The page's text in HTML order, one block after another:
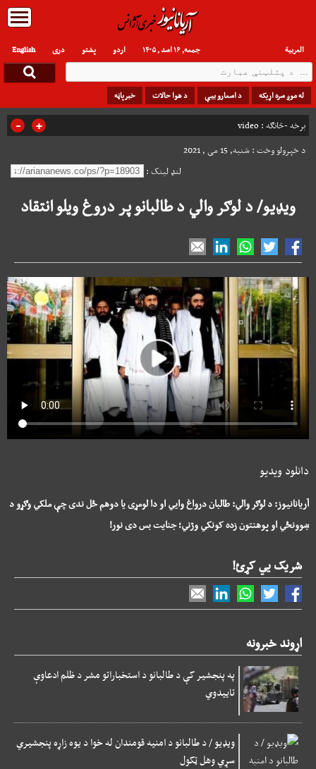
English دری پشتو العربیة اردو جمعه, ۱۶ اسد , ۱۴۰۵
له موږ سره اړیکه د اسعارو بیې د هوا حالات خبرپاڼه
برخه -څانګه : video
- +
د خپرولو وخت : شنبه, 15 می , 2021
لنډ لینک :
ویډیو/ د لوګر والي د طالبانو پر دروغ ویلو انتقاد
دانلود ویدیو
آریانانیوز: د لوګر والي: طالبان درواغ وايي او دا لومړی یا دوهم ځل ندی چې ملکي وګړو د
ښوونځي او پوهنتون زده کونکي وژني؛ جنایت بس دی نور!
شریک یي کړئ!
اړوند خبرونه
په پنجشیر کې د طالبانو د استخباراتو مشر د ظلم ادعاوې
تاییدوي
ویډیو / د طالبانو د امنیه قومندان له خوا د یوه زاړه پنجشیري
سړي وهل ټکول